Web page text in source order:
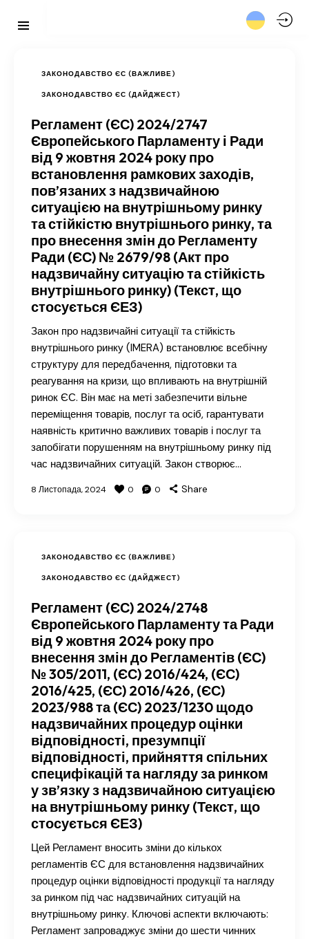
ЗАКОНОДАВСТВО ЄС (ВАЖЛИВЕ)
ЗАКОНОДАВСТВО ЄС (ДАЙДЖЕСТ)
Регламент (ЄС) 2024/2747
Європейського Парламенту і Ради
від 9 жовтня 2024 року про
встановлення рамкових заходів,
пов’язаних з надзвичайною
ситуацією на внутрішньому ринку
та стійкістю внутрішнього ринку, та
про внесення змін до Регламенту
Ради (ЄС) № 2679/98 (Акт про
надзвичайну ситуацію та стійкість
внутрішнього ринку) (Текст, що
стосується ЄЕЗ)
Закон про надзвичайні ситуації та стійкість
внутрішнього ринку (IMERA) встановлює всебічну
структуру для передбачення, підготовки та
реагування на кризи, що впливають на внутрішній
ринок ЄС. Він має на меті забезпечити вільне
переміщення товарів, послуг та осіб, гарантувати
наявність критично важливих товарів і послуг та
запобігати порушенням на внутрішньому ринку під
час надзвичайних ситуацій. Закон створює…
8 Листопада, 2024 0 0 Share
ЗАКОНОДАВСТВО ЄС (ВАЖЛИВЕ)
ЗАКОНОДАВСТВО ЄС (ДАЙДЖЕСТ)
Регламент (ЄС) 2024/2748
Європейського Парламенту та Ради
від 9 жовтня 2024 року про
внесення змін до Регламентів (ЄС)
№ 305/2011, (ЄС) 2016/424, (ЄС)
2016/425, (ЄС) 2016/426, (ЄС)
2023/988 та (ЄС) 2023/1230 щодо
надзвичайних процедур оцінки
відповідності, презумпції
відповідності, прийняття спільних
специфікацій та нагляду за ринком
у зв’язку з надзвичайною ситуацією
на внутрішньому ринку (Текст, що
стосується ЄЕЗ)
Цей Регламент вносить зміни до кількох
регламентів ЄС для встановлення надзвичайних
процедур оцінки відповідності продукції та нагляду
за ринком під час надзвичайних ситуацій на
внутрішньому ринку. Ключові аспекти включають:
Регламент запроваджує зміни до шести чинних